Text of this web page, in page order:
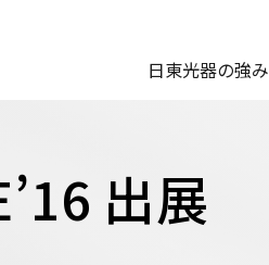
日東光器の強み
出展